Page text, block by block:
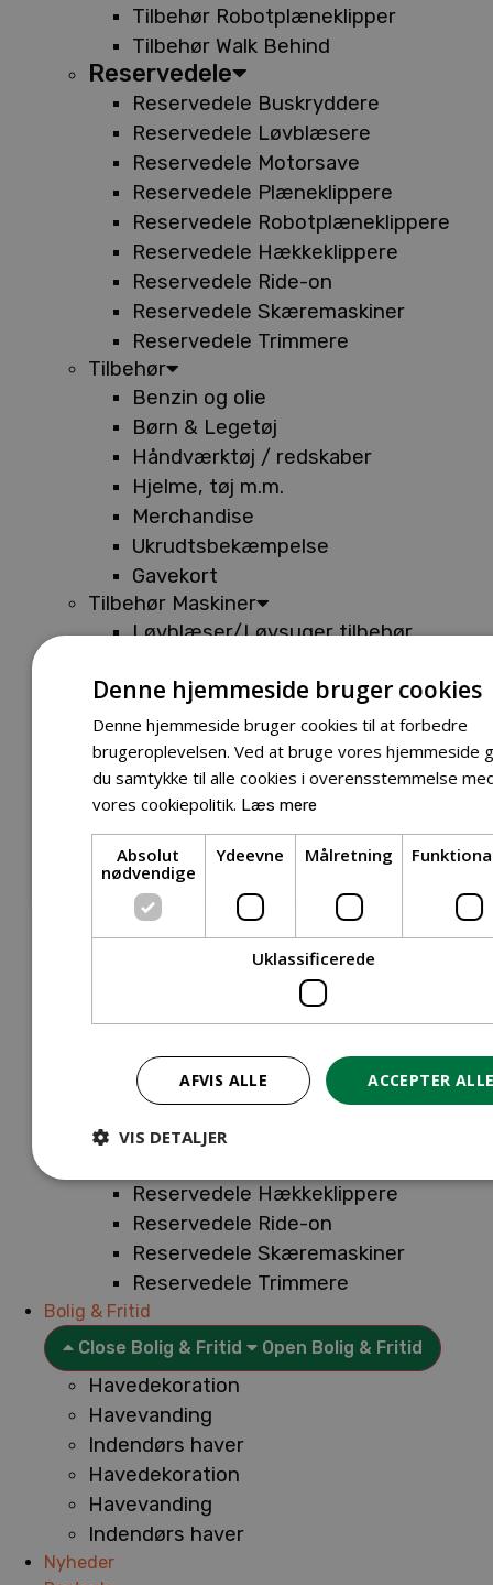
Tilbehør Robotplæneklipper
Tilbehør Walk Behind
Reservedele
Reservedele Buskryddere
Reservedele Løvblæsere
Reservedele Motorsave
Reservedele Plæneklippere
Reservedele Robotplæneklippere
Reservedele Hækkeklippere
Reservedele Ride-on
Reservedele Skæremaskiner
Reservedele Trimmere
Tilbehør
Benzin og olie
Børn & Legetøj
Håndværktøj / redskaber
Hjelme, tøj m.m.
Merchandise
Ukrudtsbekæmpelse
Gavekort
Tilbehør Maskiner
Løvblæser/Løvsuger tilbehør
Tilbehør Buskryddere og Trimmere
Tilbehør Entreprenørudstyr
Tilbehør Havetraktor
Tilbehør Hækkeklippere
Tilbehør Motorsav
Tilbehør Kæder
Tilbehør Sværd
Tilbehør Rengøringsmaskiner
Tilbehør Robotplæneklipper
Tilbehør Walk Behind
Reservedele Løvblæsere
Reservedele Motorsave
Reservedele Plæneklippere
Reservedele Hækkeklippere
Reservedele Ride-on
Reservedele Skæremaskiner
Reservedele Trimmere
Bolig & Fritid
Close Bolig & Fritid
Open Bolig & Fritid
Havedekoration
Havevanding
Indendørs haver
Havedekoration
Havevanding
Indendørs haver
Nyheder
Denne hjemmeside bruger cookies
Denne hjemmeside bruger cookies til at forbedre
brugeroplevelsen. Ved at bruge vores hjemmeside
du samtykke til alle cookies i overensstemmelse
vores cookiepolitik. Læs mere
Absolut
nødvendige
Ydeevne Målretning
Uklassificerede
ACCEPTER
AFVIS ALLE
VIS DETALJER